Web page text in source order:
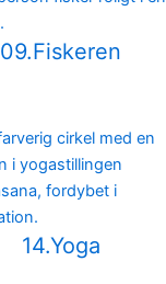
09.Fiskeren
14.Yoga